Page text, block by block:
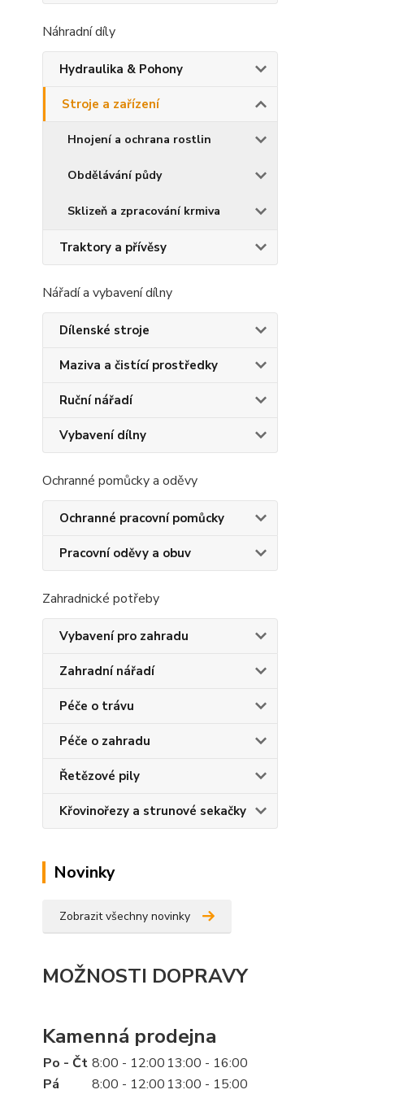
Náhradní díly
Hydraulika & Pohony
Stroje a zařízení
Hnojení a ochrana rostlin
Obdělávání půdy
Sklizeň a zpracování krmiva
Traktory a přívěsy
Nářadí a vybavení dílny
Dílenské stroje
Maziva a čistící prostředky
Ruční nářadí
Vybavení dílny
Ochranné pomůcky a oděvy
Ochranné pracovní pomůcky
Pracovní oděvy a obuv
Zahradnické potřeby
Vybavení pro zahradu
Zahradní nářadí
Péče o trávu
Péče o zahradu
Řetězové pily
Křovinořezy a strunové sekačky
Novinky
Zobrazit všechny novinky
MOŽNOSTI DOPRAVY
Kamenná prodejna
Po - Čt 8:00 - 12:00 13:00 - 16:00
Pá
8:00 - 12:00 13:00 - 15:00